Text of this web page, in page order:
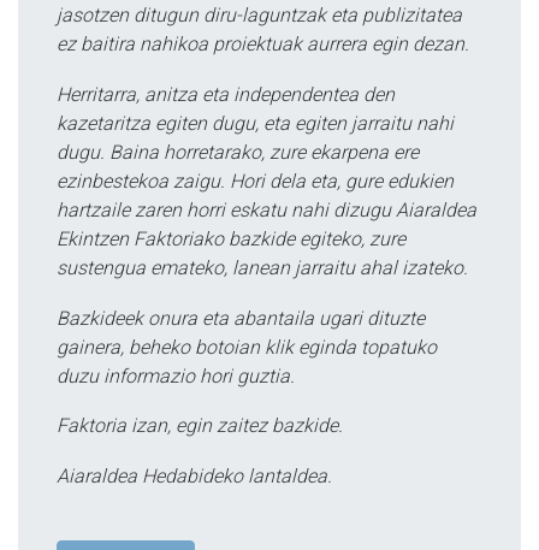
jasotzen ditugun diru-laguntzak eta publizitatea
ez baitira nahikoa proiektuak aurrera egin dezan.
Herritarra, anitza eta independentea den
kazetaritza egiten dugu, eta egiten jarraitu nahi
dugu. Baina horretarako, zure ekarpena ere
ezinbestekoa zaigu. Hori dela eta, gure edukien
hartzaile zaren horri eskatu nahi dizugu Aiaraldea
Ekintzen Faktoriako bazkide egiteko, zure
sustengua emateko, lanean jarraitu ahal izateko.
Bazkideek onura eta abantaila ugari dituzte
gainera, beheko botoian klik eginda topatuko
duzu informazio hori guztia.
Faktoria izan, egin zaitez bazkide.
Aiaraldea Hedabideko lantaldea.